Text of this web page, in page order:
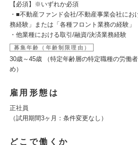
【必須】※いずれか必須
・■不動産ファンド会社/不動産事業会社に
務経験」または「各種フロント業務の経験」
・他業種における取引/融資/決済業務経験
募集年齢（年齢制限理由）
30歳～45歳 （特定年齢層の特定職種の労働
め）
雇用形態は
正社員
（試用期間3ヶ月：条件変更なし）
どこで働くか